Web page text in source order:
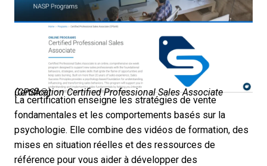
Certification Certified Professional Sales Associate (CPSA®)
La certification enseigne les stratégies de vente
fondamentales et les comportements basés sur la
psychologie. Elle combine des vidéos de formation, des
mises en situation réelles et des ressources de
référence pour vous aider à développer des